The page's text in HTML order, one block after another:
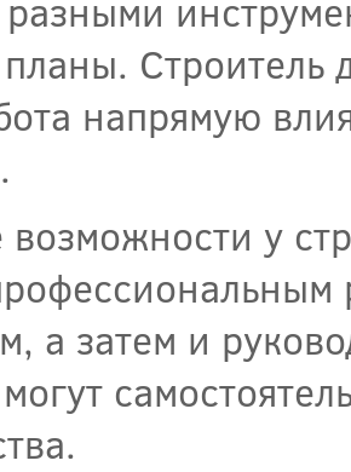
разными
Строитель
напрямую
возможности у
а затем и